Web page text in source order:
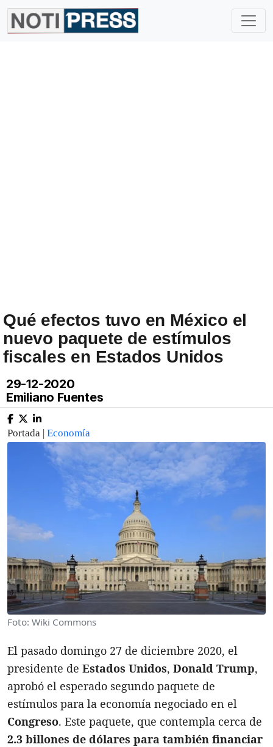
Qué efectos tuvo en México el
nuevo paquete de estímulos
fiscales en Estados Unidos
29-12-2020
Emiliano Fuentes
Portada | Economía
Foto: Wiki Commons
El pasado domingo 27 de diciembre 2020, el
presidente de Estados Unidos, Donald Trump,
aprobó el esperado segundo paquete de
estímulos para la economía negociado en el
Congreso. Este paquete, que contempla cerca de
2.3 billones de dólares para también financiar